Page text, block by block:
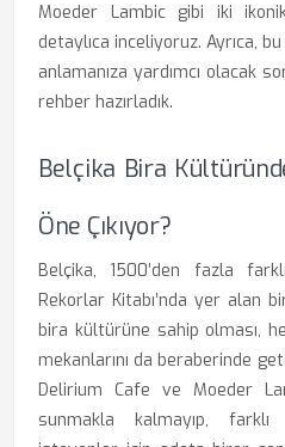
Moeder Lambic gibi iki
detaylıca inceliyoruz. Ayrıca,
anlamanıza yardımcı olacak
rehber hazırladık.
Belçika Bira
Öne Çıkıyor?
Belçika, 1500’den fazla
Rekorlar Kitabı’nda yer alan
bira kültürüne sahip olması,
mekanlarını da beraberinde
Delirium Cafe ve Moeder
sunmakla kalmayıp,